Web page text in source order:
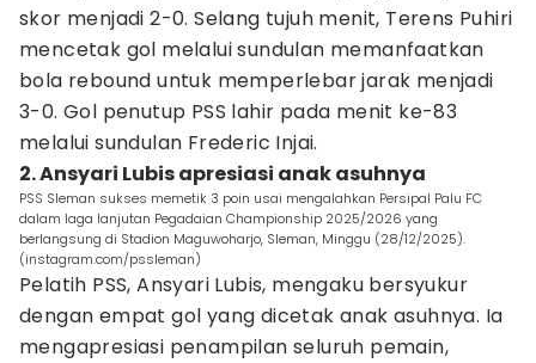
skor menjadi 2-0. Selang tujuh menit, Terens Puhiri
mencetak gol melalui sundulan memanfaatkan
bola rebound untuk memperlebar jarak menjadi
3-0. Gol penutup PSS lahir pada menit ke-83
melalui sundulan Frederic Injai.
2. Ansyari Lubis apresiasi anak asuhnya
PSS Sleman sukses memetik 3 poin usai mengalahkan Persipal Palu FC
dalam laga lanjutan Pegadaian Championship 2025/2026 yang
berlangsung di Stadion Maguwoharjo, Sleman, Minggu (28/12/2025).
(instagram.com/pssleman)
Pelatih PSS, Ansyari Lubis, mengaku bersyukur
dengan empat gol yang dicetak anak asuhnya. Ia
mengapresiasi penampilan seluruh pemain,